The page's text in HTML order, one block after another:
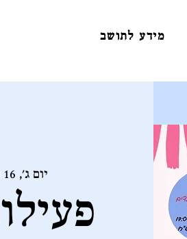
מידע לתושב
יום ג׳, 16 ביולי